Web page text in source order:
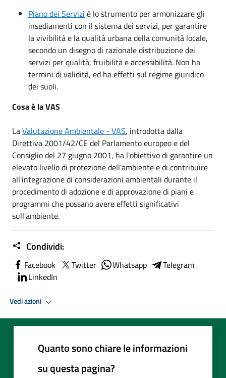
Piano dei Servizi è lo strumento per armonizzare gli
insediamenti con il sistema dei servizi, per garantire
la vivibilità e la qualità urbana della comunità locale,
secondo un disegno di razionale distribuzione dei
servizi per qualità, fruibilità e accessibilità. Non ha
termini di validità, ed ha effetti sul regime giuridico
dei suoli.
Cosa è la VAS
LaValutazione Ambientale - VAS, introdotta dalla
Direttiva 2001/42/CE del Parlamento europeo e del
Consiglio del 27 giugno 2001, ha l'obiettivo di garantire un
elevato livello di protezione dell'ambiente e di contribuire
all'integrazione di considerazioni ambientali durante il
procedimento di adozione e di approvazione di piani e
programmi che possano avere effetti significativi
sull'ambiente.
Condividi:
Facebook Twitter Whatsapp
Telegram
LinkedIn
Vedi azioni
Quanto sono chiare le informazioni
su questa pagina?